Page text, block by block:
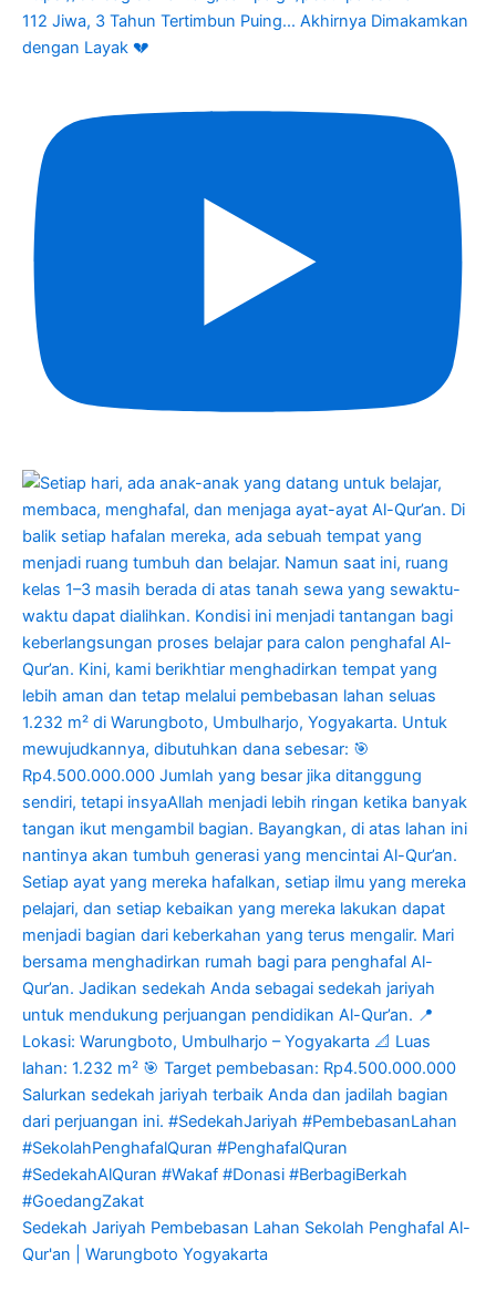
112 Jiwa, 3 Tahun Tertimbun Puing... Akhirnya Dimakamkan
dengan Layak 💔
Sedekah Jariyah Pembebasan Lahan Sekolah Penghafal Al-
Qur'an | Warungboto Yogyakarta